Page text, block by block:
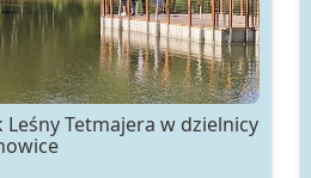
Leśny Tetmajera w dzielnicy